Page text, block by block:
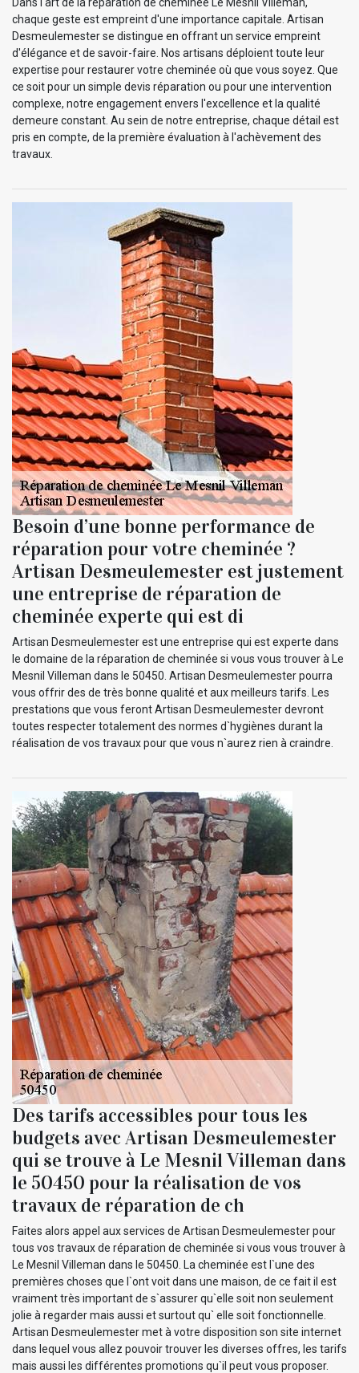
chaque geste est empreint d'une importance capitale. Artisan
Desmeulemester se distingue en offrant un service empreint
d'élégance et de savoir-faire. Nos artisans déploient toute leur
expertise pour restaurer votre cheminée où que vous soyez. Que
ce soit pour un simple devis réparation ou pour une intervention
complexe, notre engagement envers l'excellence et la qualité
demeure constant. Au sein de notre entreprise, chaque détail est
pris en compte, de la première évaluation à l'achèvement des
travaux.
Besoin d’une bonne performance de
réparation pour votre cheminée ?
Artisan Desmeulemester est justement
une entreprise de réparation de
cheminée experte qui est di
Artisan Desmeulemester est une entreprise qui est experte dans
le domaine de la réparation de cheminée si vous vous trouver à Le
Mesnil Villeman dans le 50450. Artisan Desmeulemester pourra
vous offrir des de très bonne qualité et aux meilleurs tarifs. Les
prestations que vous feront Artisan Desmeulemester devront
toutes respecter totalement des normes d`hygiènes durant la
réalisation de vos travaux pour que vous n`aurez rien à craindre.
Des tarifs accessibles pour tous les
budgets avec Artisan Desmeulemester
qui se trouve à Le Mesnil Villeman dans
le 50450 pour la réalisation de vos
travaux de réparation de ch
Faites alors appel aux services de Artisan Desmeulemester pour
tous vos travaux de réparation de cheminée si vous vous trouver à
Le Mesnil Villeman dans le 50450. La cheminée est l`une des
premières choses que l`ont voit dans une maison, de ce fait il est
vraiment très important de s`assurer qu`elle soit non seulement
jolie à regarder mais aussi et surtout qu` elle soit fonctionnelle.
Artisan Desmeulemester met à votre disposition son site internet
dans lequel vous allez pouvoir trouver les diverses offres, les tarifs
mais aussi les différentes promotions qu`il peut vous proposer.